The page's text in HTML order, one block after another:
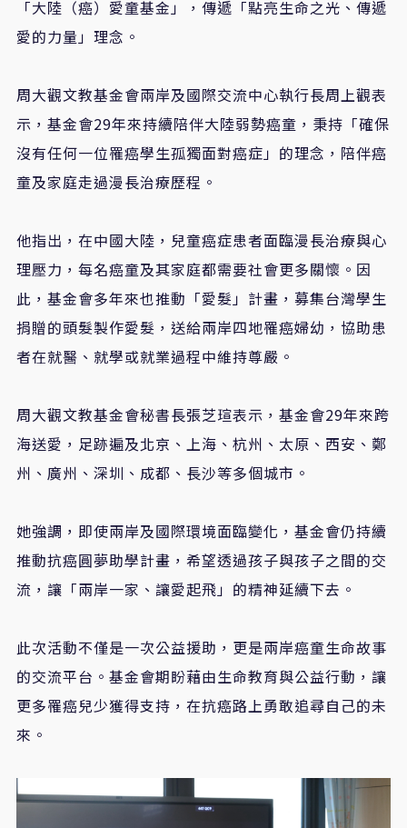
「大陸（癌）愛童基金」，傳遞「點亮生命之光、傳遞
愛的力量」理念。
周大觀文教基金會兩岸及國際交流中心執行長周上觀表
示，基金會29年來持續陪伴大陸弱勢癌童，秉持「確保
沒有任何一位罹癌學生孤獨面對癌症」的理念，陪伴癌
童及家庭走過漫長治療歷程。
他指出，在中國大陸，兒童癌症患者面臨漫長治療與心
理壓力，每名癌童及其家庭都需要社會更多關懷。因
此，基金會多年來也推動「愛髮」計畫，募集台灣學生
捐贈的頭髮製作愛髮，送給兩岸四地罹癌婦幼，協助患
者在就醫、就學或就業過程中維持尊嚴。
周大觀文教基金會秘書長張芝瑄表示，基金會29年來跨
海送愛，足跡遍及北京、上海、杭州、太原、西安、鄭
州、廣州、深圳、成都、長沙等多個城市。
她強調，即使兩岸及國際環境面臨變化，基金會仍持續
推動抗癌圓夢助學計畫，希望透過孩子與孩子之間的交
流，讓「兩岸一家、讓愛起飛」的精神延續下去。
此次活動不僅是一次公益援助，更是兩岸癌童生命故事
的交流平台。基金會期盼藉由生命教育與公益行動，讓
更多罹癌兒少獲得支持，在抗癌路上勇敢追尋自己的未
來。